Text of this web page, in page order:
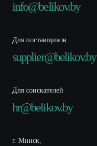
info@belikov.by
Для поставщиков
supplier@belikov.by
Для соискателей
hr@belikov.by
г. Минск,